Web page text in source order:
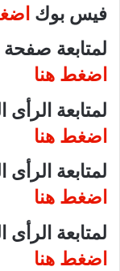
فيس بوك
لمتابعة
اضغط هنا
لمتابعة
اضغط هنا
لمتابعة
اضغط هنا
لمتابعة
اضغط هنا